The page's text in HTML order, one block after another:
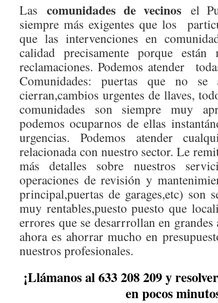
Las comunidades de vecinos el
siempre más exigentes que los
que las intervenciones en
calidad precisamente porque
reclamaciones. Podemos atender
Comunidades: puertas que no
cierran,cambios urgentes de llaves,
comunidades son siempre muy
podemos ocuparnos de ellas
urgencias. Podemos atender
relacionada con nuestro sector. Le
más detalles sobre nuestros
operaciones de revisión y
principal,puertas de garages,etc) son
muy rentables,puesto puesto que
errores que se desarrrollan en
ahora es ahorrar mucho en
nuestros profesionales.
¡Llámanos al 633 208 209 y
en pocos